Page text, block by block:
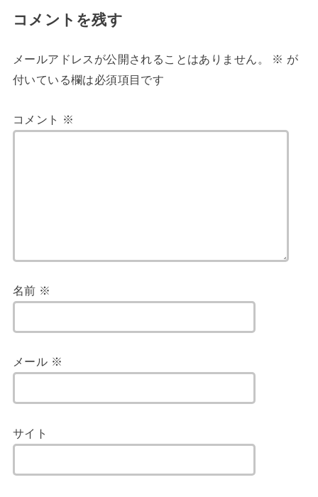
コメントを残す
メールアドレスが公開されることはありません。 ※ が
付いている欄は必須項目です
コメント ※
名前 ※
メール ※
サイト